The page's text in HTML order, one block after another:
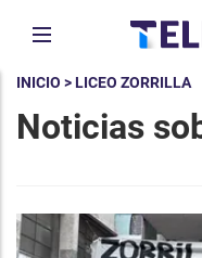
INICIO > LICEO ZORRILLA
Noticias